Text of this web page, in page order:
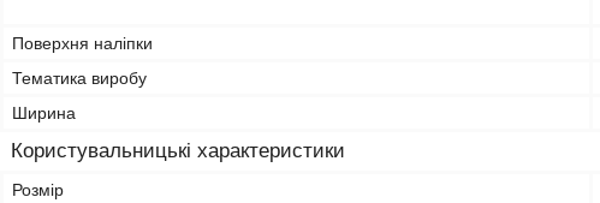
Поверхня наліпки
Тематика виробу
Ширина
Користувальницькі характеристики
Розмір